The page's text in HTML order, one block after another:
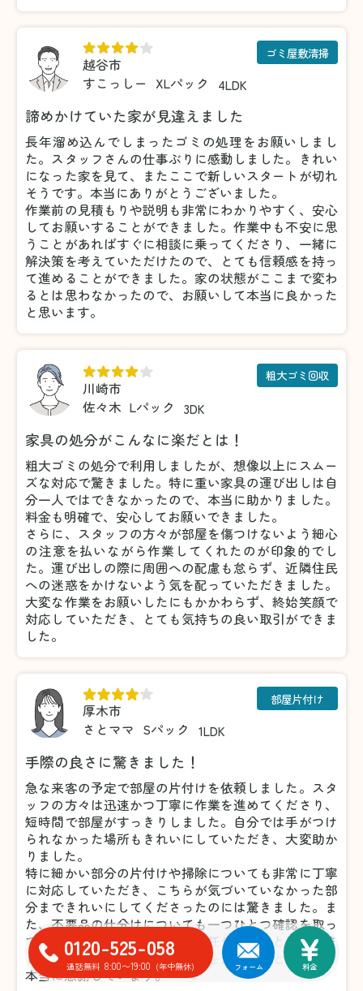
越谷市
すこっしー
XLパック 4LDK
ゴミ屋敷清掃
諦めかけていた家が見違えました
長年溜め込んでしまったゴミの処理をお願いしまし
た。スタッフさんの仕事ぶりに感動しました。きれい
になった家を見て、またここで新しいスタートが切れ
そうです。本当にありがとうございました。
作業前の見積もりや説明も非常にわかりやすく、安心
してお願いすることができました。作業中も不安に思
うことがあればすぐに相談に乗ってくださり、一緒に
解決策を考えていただけたので、とても信頼感を持っ
て進めることができました。家の状態がここまで変わ
るとは思わなかったので、お願いして本当に良かった
と思います。
川崎市
佐々木 Lパック 3DK
粗大ゴミ回収
家具の処分がこんなに楽だとは！
粗大ゴミの処分で利用しましたが、想像以上にスムー
ズな対応で驚きました。特に重い家具の運び出しは自
分一人ではできなかったので、本当に助かりました。
料金も明確で、安心してお願いできました。
さらに、スタッフの方々が部屋を傷つけないよう細心
の注意を払いながら作業してくれたのが印象的でし
た。運び出しの際に周囲への配慮も怠らず、近隣住民
への迷惑をかけないよう気を配っていただきました。
大変な作業をお願いしたにもかかわらず、終始笑顔で
対応していただき、とても気持ちの良い取引ができま
した。
厚木市
さとママ Sパック 1LDK
部屋片付け
手際の良さに驚きました！
急な来客の予定で部屋の片付けを依頼しました。スタ
ッフの方々は迅速かつ丁寧に作業を進めてくださり、
短時間で部屋がすっきりしました。自分では手がつけ
られなかった場所もきれいにしていただき、大変助か
りました。
特に細かい部分の片付けや掃除についても非常に丁寧
に対応していただき、こちらが気づいていなかった部
分まできれいにしてくださったのには驚きました。ま
た、不要品の仕分けについても一つひとつ確認を取っ
てくださったため、安心してお任せすることができま
した。おかげで気持ちよく来客を迎えることができ、
本当に感謝しています。
0120-525-058
通話無料 8:00〜19:00 (年中無休) フォーム 料金